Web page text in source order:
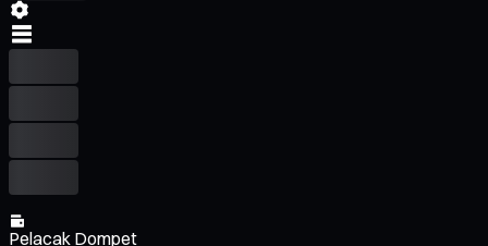
Pelacak Dompet